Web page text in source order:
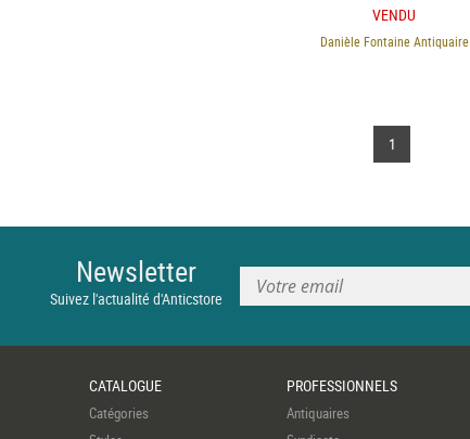
VENDU
Danièle Fontaine Antiquaire
1
Newsletter
Suivez l'actualité d'Anticstore
CATALOGUE
Catégories
PROFESSIONNELS
Antiquaires